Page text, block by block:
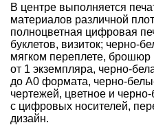
В центре выполняется
материалов различной
полноцветная цифровая
буклетов, визиток; черно-
мягком переплете, брошюр
от 1 экземпляра, черно-
до А0 формата, черно-
чертежей, цветное и
с цифровых носителей,
дизайн.